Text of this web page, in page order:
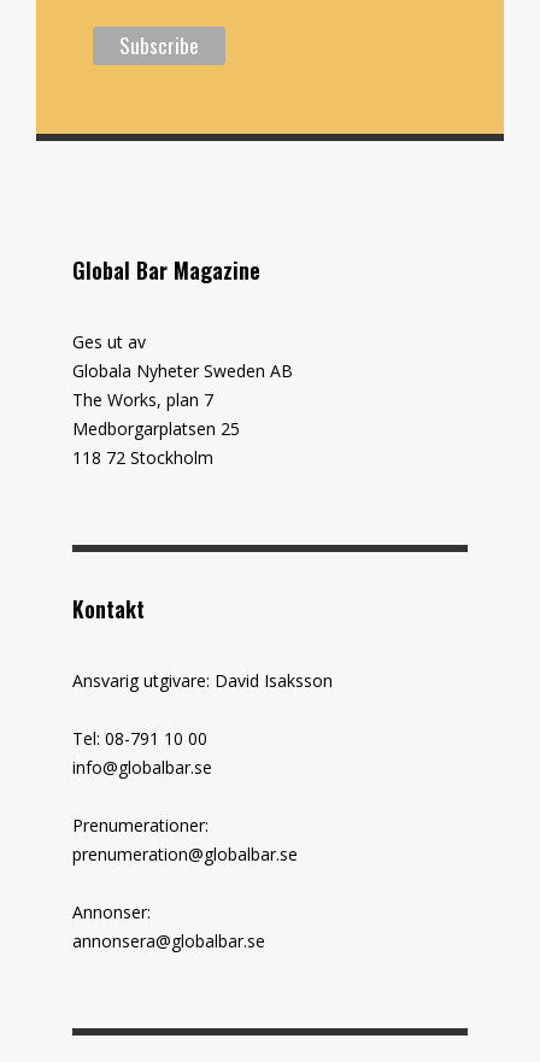
Global Bar Magazine
Ges ut av
Globala Nyheter Sweden AB
The Works, plan 7
Medborgarplatsen 25
118 72 Stockholm
Kontakt
Ansvarig utgivare: David Isaksson
Tel: 08-791 10 00
info@globalbar.se
Prenumerationer:
prenumeration@globalbar.se
Annonser:
annonsera@globalbar.se